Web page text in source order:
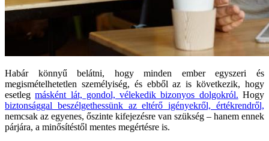
Habár könnyű belátni, hogy minden ember egyszeri és
megismételhetetlen személyiség, és ebből az is következik, hogy
esetlegmásként lát, gondol, vélekedik bizonyos dolgokról. Hogy
biztonsággal beszélgethessünk az eltérő igényekről, értékrendről,
nemcsak az egyenes, őszinte kifejezésre van szükség – hanem ennek
párjára, a minősítéstől mentes megértésre is.